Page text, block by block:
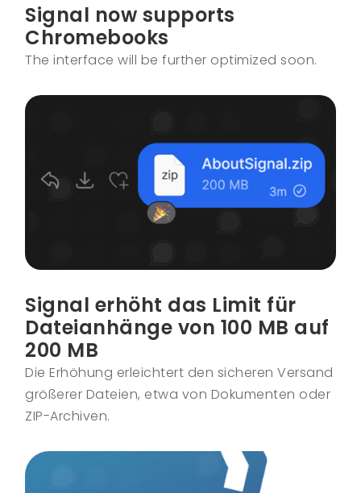
Signal now supports
Chromebooks
The interface will be further optimized soon.
Signal erhöht das Limit für
Dateianhänge von 100 MB auf
200 MB
Die Erhöhung erleichtert den sicheren Versand
größerer Dateien, etwa von Dokumenten oder
ZIP-Archiven.